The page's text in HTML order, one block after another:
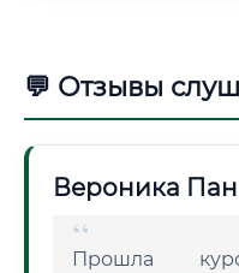
💬 Отзывы
Вероника
Прошла